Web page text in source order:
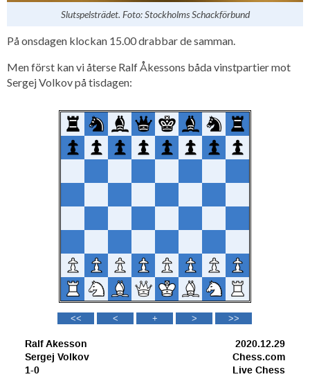
Slutspelsträdet. Foto: Stockholms Schackförbund
På onsdagen klockan 15.00 drabbar de samman.
Men först kan vi återse Ralf Åkessons båda vinstpartier mot
Sergej Volkov på tisdagen: